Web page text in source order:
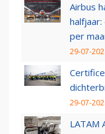
Airbus
halfjaar:
per
29-07-
29-07-
LATAM